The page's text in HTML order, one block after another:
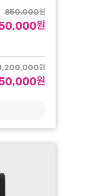
150,000원
390,000원
850,000원
원
원
원